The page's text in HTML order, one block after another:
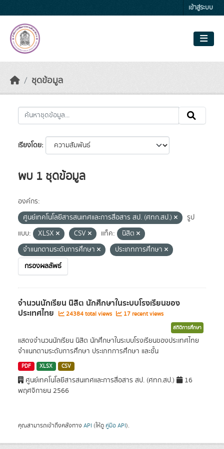
เข้าสู่ระบบ
ชุดข้อมูล
เรียงโดย
พบ 1 ชุดข้อมูล
องค์กร:
ศูนย์เทคโนโลยีสารสนเทศและการสื่อสาร สป. (ศทก.สป.)
รูป
แบบ:
XLSX CSV แท็ค:
นิสิต
จำแนกตามระดับการศึกษา
ประเภทการศึกษา
กรองผลลัพธ์
จำนวนนักเรียน นิสิต นักศึกษาในระบบโรงเรียนของ
ประเทศไทย 24384 total views 17 recent views
สถิติการศึกษา
แสดงจำนวนนักเรียน นิสิต นักศึกษาในระบบโรงเรียนของประเทศไทย
จำแนกตามระดับการศึกษา ประเภทการศึกษา และชั้น
PDF XLSX CSV
ศูนย์เทคโนโลยีสารสนเทศและการสื่อสาร สป. (ศทก.สป.)
16
พฤศจิกายน 2566
คุณสามารถเข้าถึงคลังทาง API (ให้ดู คู่มือ API).